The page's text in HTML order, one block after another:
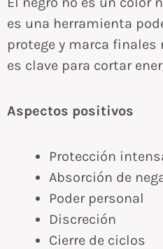
es una herramienta
protege y marca finales
es clave para cortar
Aspectos positivos
Protección
Absorción de
Poder personal
Discreción
Cierre de ciclos